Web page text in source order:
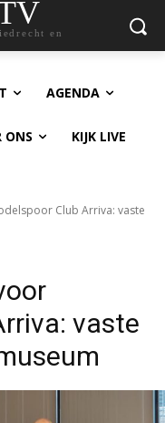
en
AGENDA
ONS KIJK LIVE
Club Arriva: vaste
vaste